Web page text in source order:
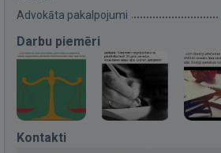
Advokāta pakalpojumi
Darbu piemēri
Kontakti